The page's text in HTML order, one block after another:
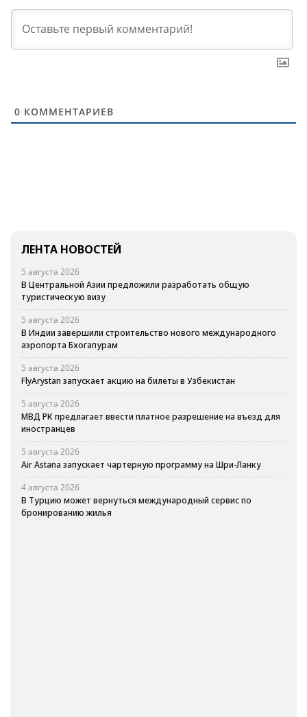
0 КОММЕНТАРИЕВ
ЛЕНТА НОВОСТЕЙ
5 августа 2026
В Центральной Азии предложили разработать общую
туристическую визу
5 августа 2026
В Индии завершили строительство нового международного
аэропорта Бхогапурам
5 августа 2026
FlyArystan запускает акцию на билеты в Узбекистан
5 августа 2026
МВД РК предлагает ввести платное разрешение на въезд для
иностранцев
5 августа 2026
Air Astana запускает чартерную программу на Шри-Ланку
4 августа 2026
В Турцию может вернуться международный сервис по
бронированию жилья